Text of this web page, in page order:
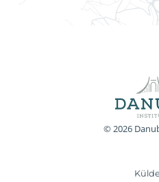
© 2026